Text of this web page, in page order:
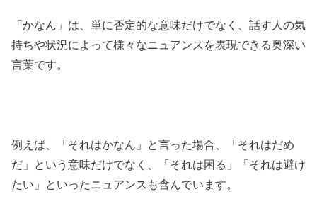
「かなん」は、単に否定的な意味だけでなく、話す人の気
持ちや状況によって様々なニュアンスを表現できる奥深い
言葉です。
例えば、「それはかなん」と言った場合、「それはだめ
だ」という意味だけでなく、「それは困る」「それは避け
たい」といったニュアンスも含んでいます。